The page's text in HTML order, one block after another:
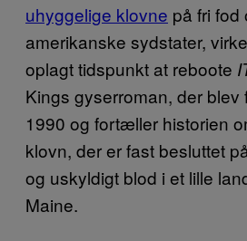
uhyggelige klovne på fri fod
amerikanske sydstater,
oplagt tidspunkt at reboote
Kings gyserroman, der blev
1990 og fortæller historien
klovn, der er fast besluttet
og uskyldigt blod i et lille
Maine.